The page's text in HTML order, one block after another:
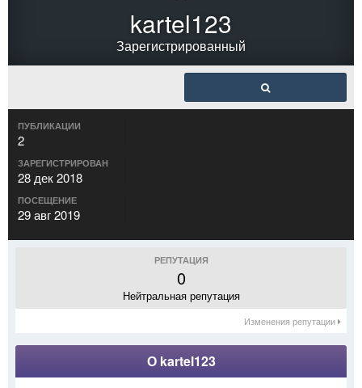
kartel123
Зарегистрированный
ПУБЛИКАЦИИ
2
ЗАРЕГИСТРИРОВАН
28 дек 2018
ПОСЕЩЕНИЕ
29 авг 2019
РЕПУТАЦИЯ
0
Нейтральная репутация
Изменения репутации
О kartel123